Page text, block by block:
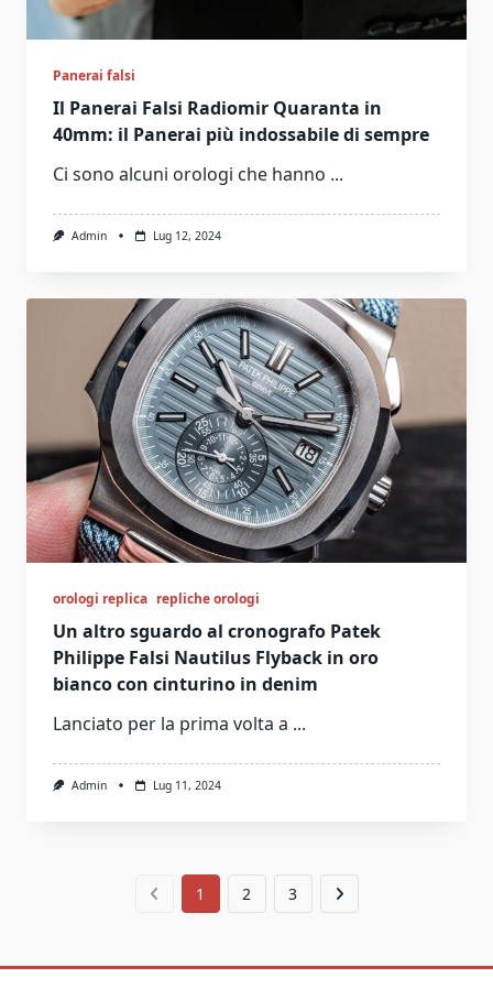
Panerai falsi
Il Panerai Falsi Radiomir Quaranta in
40mm: il Panerai più indossabile di sempre
Ci sono alcuni orologi che hanno ...
Admin Lug 12, 2024
orologi replica repliche orologi
Un altro sguardo al cronografo Patek
Philippe Falsi Nautilus Flyback in oro
bianco con cinturino in denim
Lanciato per la prima volta a ...
Admin Lug 11, 2024
1 2 3